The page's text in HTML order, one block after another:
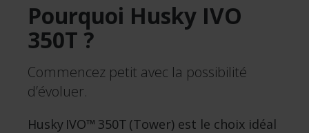
Pourquoi Husky IVO
350T ?
Commencez petit avec la possibilité
d’évoluer.
Husky IVO™ 350T (Tower) est le choix idéal